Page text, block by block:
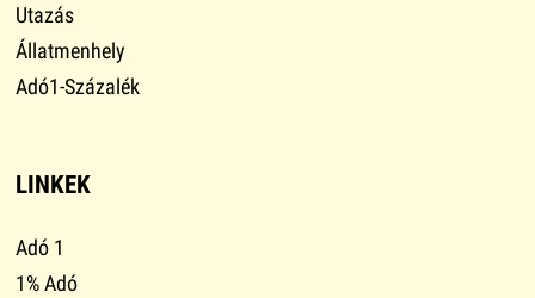
Utazás
Állatmenhely
Adó1-Százalék
LINKEK
Adó 1
1% Adó